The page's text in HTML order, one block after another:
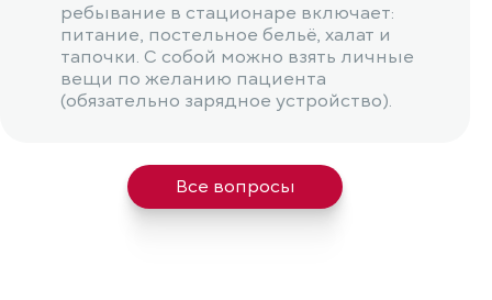
Все вопросы
ребывание в стационаре включает:
питание, постельное бельё, халат и
тапочки. С собой можно взять личные
вещи по желанию пациента
(обязательно зарядное устройство).